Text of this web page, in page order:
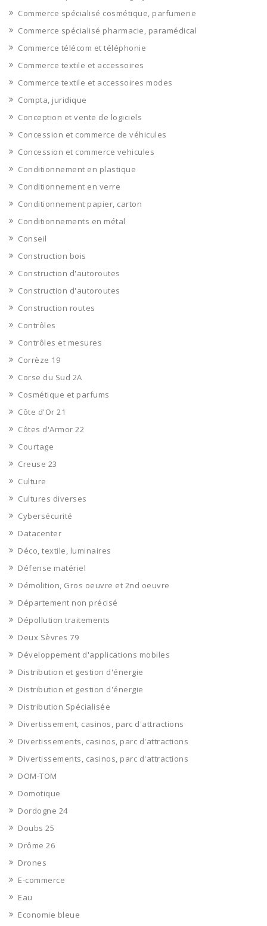
Commerce spécialisé cosmétique, parfumerie
Commerce spécialisé pharmacie, paramédical
Commerce télécom et téléphonie
Commerce textile et accessoires
Commerce textile et accessoires modes
Compta, juridique
Conception et vente de logiciels
Concession et commerce de véhicules
Concession et commerce vehicules
Conditionnement en plastique
Conditionnement en verre
Conditionnement papier, carton
Conditionnements en métal
Conseil
Construction bois
Construction d'autoroutes
Construction d'autoroutes
Construction routes
Contrôles
Contrôles et mesures
Corrèze 19
Corse du Sud 2A
Cosmétique et parfums
Côte d'Or 21
Côtes d'Armor 22
Courtage
Creuse 23
Culture
Cultures diverses
Cybersécurité
Datacenter
Déco, textile, luminaires
Défense matériel
Démolition, Gros oeuvre et 2nd oeuvre
Département non précisé
Dépollution traitements
Deux Sèvres 79
Développement d'applications mobiles
Distribution et gestion d'énergie
Distribution et gestion d'énergie
Distribution Spécialisée
Divertissement, casinos, parc d'attractions
Divertissements, casinos, parc d'attractions
Divertissements, casinos, parc d'attractions
DOM-TOM
Domotique
Dordogne 24
Doubs 25
Drôme 26
Drones
E-commerce
Eau
Economie bleue